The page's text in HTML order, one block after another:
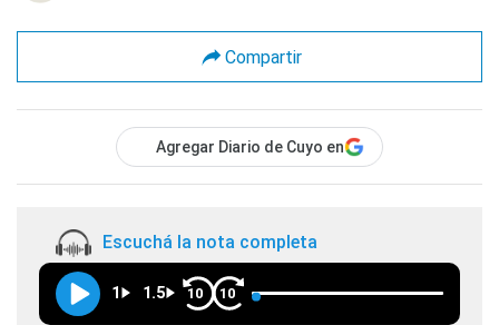
Compartir
Agregar Diario de Cuyo en
Escuchá la nota completa
1 1.5 10 10